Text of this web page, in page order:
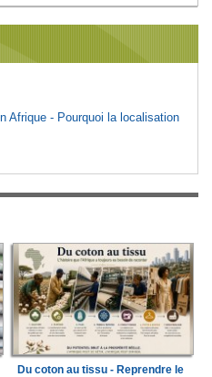
Afrique - Pourquoi la localisation
Du coton au tissu - Reprendre le